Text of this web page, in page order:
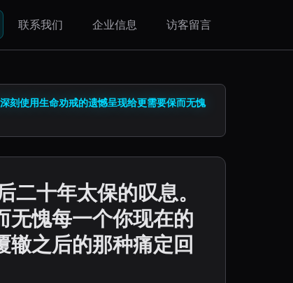
联系我们 企业信息 访客留言
刻使用生命劝戒的遗憾呈现给更需要保而无愧
十年太保的叹息。
无愧每一个你现在的
之后的那种痛定回